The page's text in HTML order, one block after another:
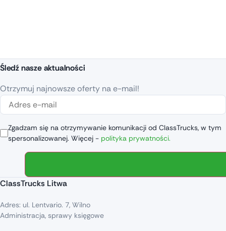
Śledź nasze aktualności
Otrzymuj najnowsze oferty na e-mail!
Zgadzam się na otrzymywanie komunikacji od ClassTrucks, w tym
spersonalizowanej. Więcej - polityka prywatności.
ClassTrucks Litwa
Adres: ul. Lentvario. 7, Wilno
Administracja, sprawy księgowe